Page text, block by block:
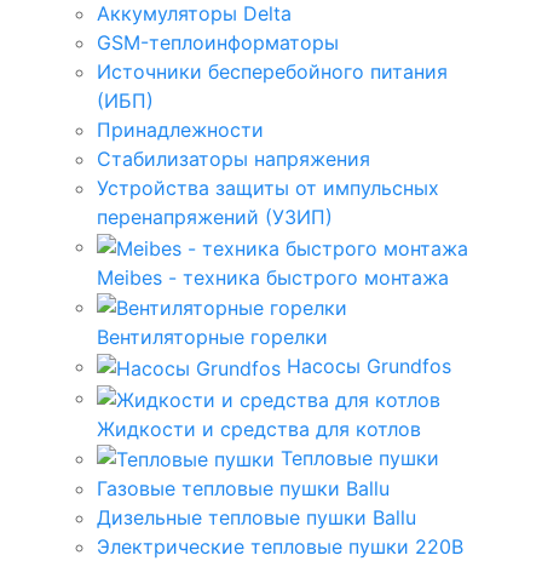
Аккумуляторы Delta
GSM-теплоинформаторы
Источники бесперебойного питания
(ИБП)
Принадлежности
Стабилизаторы напряжения
Устройства защиты от импульсных
перенапряжений (УЗИП)
Meibes - техника быстрого монтажа
Вентиляторные горелки
Насосы Grundfos
Жидкости и средства для котлов
Тепловые пушки
Газовые тепловые пушки Ballu
Дизельные тепловые пушки Ballu
Электрические тепловые пушки 220В